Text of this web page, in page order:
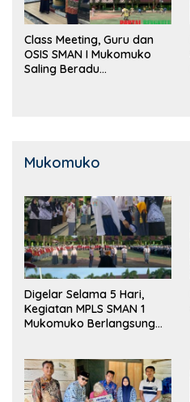
Class Meeting, Guru dan
OSIS SMAN I Mukomuko
Saling Beradu
Mukomuko
Digelar Selama 5 Hari,
Kegiatan MPLS SMAN 1
Mukomuko Berlangsung